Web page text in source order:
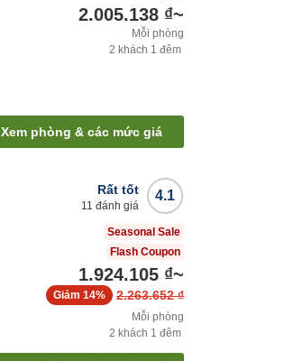
2.005.138 ₫~
Mỗi phòng
2 khách 1 đêm
Xem phòng & các mức giá
4.1
Rất tốt
11 đánh giá
Seasonal Sale
Flash Coupon
1.924.105 ₫~
2.263.652 ₫
Giảm 14%
Mỗi phòng
2 khách 1 đêm